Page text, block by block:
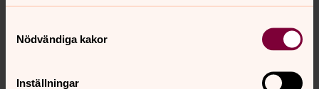
Nödvändiga kakor
Inställningar
Synpunkter eller frågor på sidans